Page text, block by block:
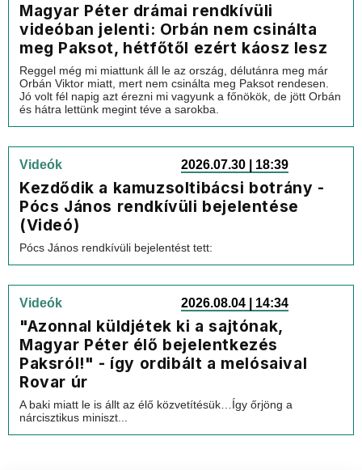
Magyar Péter drámai rendkívüli
videóban jelenti: Orbán nem csinálta
meg Paksot, hétfőtől ezért káosz lesz
Reggel még mi miattunk áll le az ország, délutánra meg már
Orbán Viktor miatt, mert nem csinálta meg Paksot rendesen.
Jó volt fél napig azt érezni mi vagyunk a főnökök, de jött Orbán
és hátra lettünk megint téve a sarokba.
Videók 2026.07.30 | 18:39
Kezdődik a kamuzsoltibácsi botrány -
Pócs János rendkívüli bejelentése
(Videó)
Pócs János rendkívüli bejelentést tett:
Videók 2026.08.04 | 14:34
"Azonnal küldjétek ki a sajtónak,
Magyar Péter élő bejelentkezés
Paksról!" - így ordibált a melósaival
Rovar úr
A baki miatt le is állt az élő közvetítésük…Így őrjöng a
nárcisztikus miniszt...